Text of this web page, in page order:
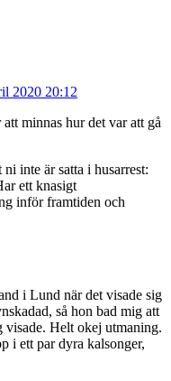
2020 20:12
minnas hur det var att gå
inte är satta i husarrest:
ett knasigt
inför framtiden och
i Lund när det visade sig
så hon bad mig att
visade. Helt okej utmaning.
i ett par dyra kalsonger,